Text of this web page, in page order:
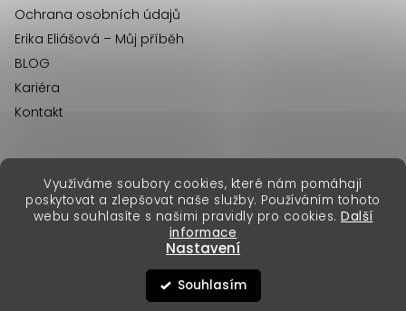
Využíváme soubory cookies, které nám pomáhají
poskytovat a zlepšovat naše služby. Používáním tohoto
webu souhlasíte s našimi pravidly pro cookies. Další
informace
Nastavení
Souhlasím
Ochrana osobních údajů
Erika Eliášová – Můj příběh
BLOG
Kariéra
Kontakt
Vytvořil Shoptet Premium
Copyright 2026Erika Fashion. Všechna práva vyhrazena.
erikafashion.sk